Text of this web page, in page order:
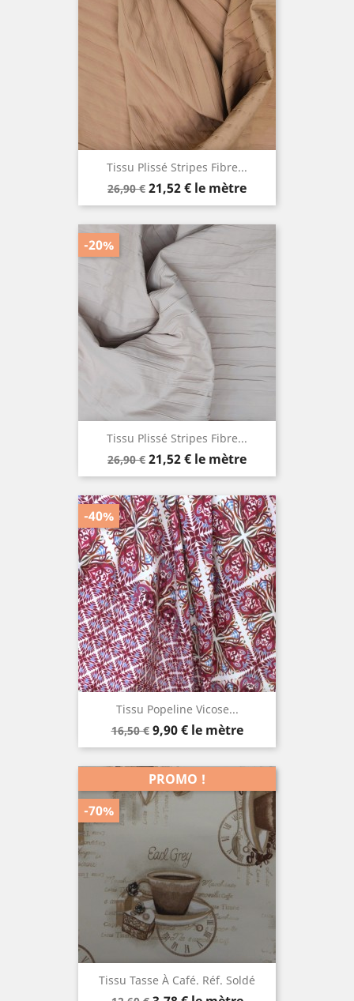
Tissu Plissé Stripes Fibre...
Prix
de
26,90 € Prix
21,52 € le mètre
Tissu Plissé Stripes Fibre...
Prix
de
26,90 € Prix
21,52 € le mètre
-20%
Tissu Popeline Vicose...
Prix
de
16,50 € Prix
9,90 € le mètre
-40%
Tissu Tasse À Café. Réf. Soldé
PROMO !
-70%